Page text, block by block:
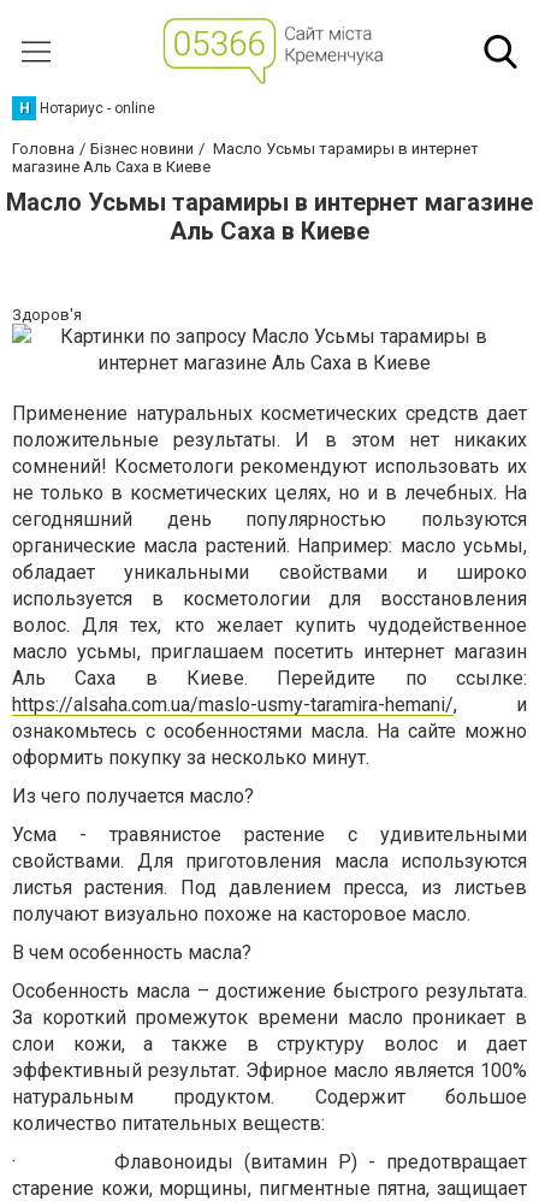
Н Нотариус - online
Головна Бізнес новини
Масло Усьмы тарамиры в интернет
магазине Аль Саха в Киеве
Масло Усьмы тарамиры в интернет магазине
Аль Саха в Киеве
Здоров'я
Применение натуральных косметических средств дает
положительные результаты. И в этом нет никаких
сомнений! Косметологи рекомендуют использовать их
не только в косметических целях, но и в лечебных. На
сегодняшний день популярностью пользуются
органические масла растений. Например: масло усьмы,
обладает уникальными свойствами и широко
используется в косметологии для восстановления
волос. Для тех, кто желает купить чудодейственное
масло усьмы, приглашаем посетить интернет магазин
Аль Саха в Киеве. Перейдите по ссылке:
https://alsaha.com.ua/maslo-usmy-taramira-hemani/, и
ознакомьтесь с особенностями масла. На сайте можно
оформить покупку за несколько минут.
Из чего получается масло?
Усма - травянистое растение с удивительными
свойствами. Для приготовления масла используются
листья растения. Под давлением пресса, из листьев
получают визуально похоже на касторовое масло.
В чем особенность масла?
Особенность масла – достижение быстрого результата.
За короткий промежуток времени масло проникает в
слои кожи, а также в структуру волос и дает
эффективный результат. Эфирное масло является 100%
натуральным продуктом. Содержит большое
количество питательных веществ:
· Флавоноиды (витамин Р) - предотвращает
старение кожи, морщины, пигментные пятна, защищает